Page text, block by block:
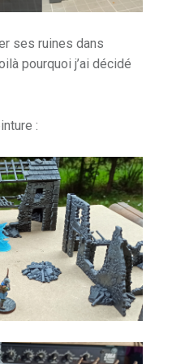
ses ruines dans
pourquoi j’ai décidé
: